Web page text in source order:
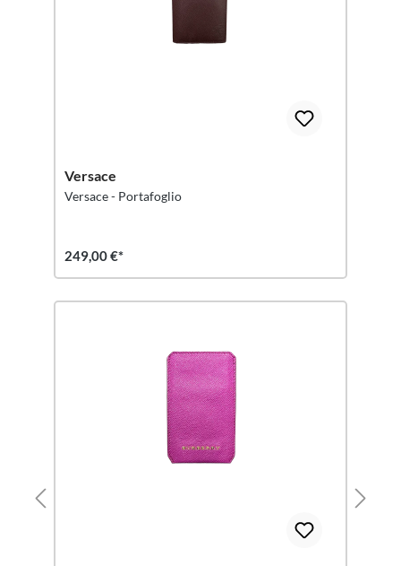
Versace
Versace - Portafoglio
249,00 €*